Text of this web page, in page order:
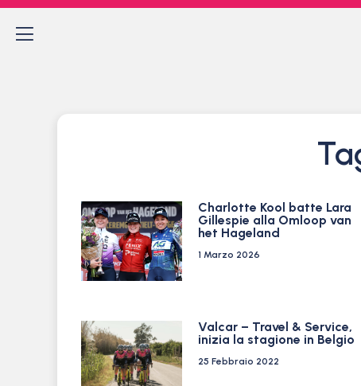
Charlotte Kool batte Lara
Gillespie alla Omloop van
het Hageland
1 Marzo 2026
Valcar – Travel & Service,
inizia la stagione in Belgio
25 Febbraio 2022